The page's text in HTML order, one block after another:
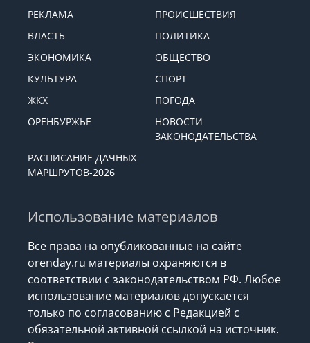
РЕКЛАМА
ПРОИСШЕСТВИЯ
ВЛАСТЬ
ПОЛИТИКА
ЭКОНОМИКА
ОБЩЕСТВО
КУЛЬТУРА
СПОРТ
ЖКХ
ПОГОДА
ОРЕНБУРЖЬЕ
НОВОСТИ
ЗАКОНОДАТЕЛЬСТВА
РАСПИСАНИЕ ДАЧНЫХ
МАРШРУТОВ-2026
Использование материалов
Все права на опубликованные на сайте
orenday.ru материалы охраняются в
соответствии с законодательством РФ. Любое
использование материалов допускается
только по согласованию с Редакцией с
обязательной активной ссылкой на источник.